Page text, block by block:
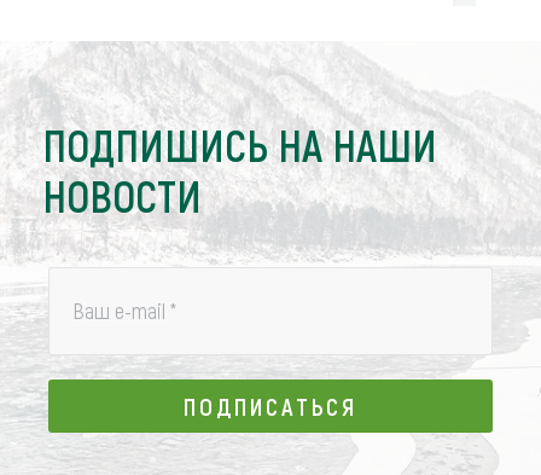
ПОДПИШИСЬ НА НАШИ
НОВОСТИ
Ваш e-mail *
ПОДПИСАТЬСЯ
ПОДПИСАТЬСЯ